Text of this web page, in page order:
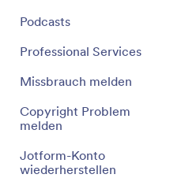
Podcasts
Professional Services
Missbrauch melden
Copyright Problem
melden
Jotform-Konto
wiederherstellen